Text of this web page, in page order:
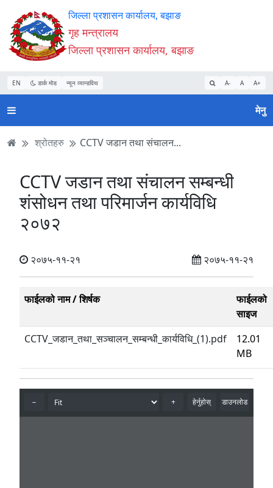
Accessibility
Mode
सुरु
गर्नुहोस्
सामाग्री
पढ्नुहाेस्
नेभिगेसन
पढ्नुहाेस्
वेबसाइट
खोजमा
जानुहोस्
जिल्ला प्रशासन कार्यालय, बझाङ
गृह मन्त्रालय
जिल्ला प्रशासन कार्यालय, बझाङ
EN डार्क मोड न्यून व्यान्डविथ A- A A+
मेनु
श्रोतहरु CCTV जडान तथा संचालन...
CCTV जडान तथा संचालन सम्बन्धी
शंसोधन तथा परिमार्जन कार्यविधि
२०७२
२०७५-११-२१ २०७५-११-२१
फाईलको नाम / शिर्षक
फाईलको
साइज
CCTV_जडान_तथा_सञ्चालन_सम्बन्धी_कार्यविधि_(1).pdf
12.01
MB